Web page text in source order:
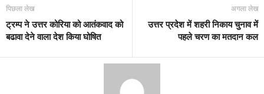
पिछला लेख
ट्रम्प ने उत्तर कोरिया को आतंकवाद को
बढावा देने वाला देश किया घोषित
अगला लेख
उत्तर प्रदेश में शहरी निकाय चुनाव में
पहले चरण का मतदान कल